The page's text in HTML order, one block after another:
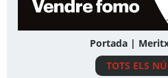
Portada |
TOTS ELS